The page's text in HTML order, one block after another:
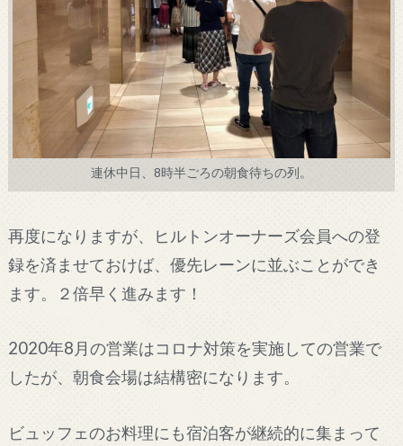
連休中日、8時半ごろの朝食待ちの列。
再度になりますが、ヒルトンオーナーズ会員への登
録を済ませておけば、優先レーンに並ぶことができ
ます。２倍早く進みます！
2020年8月の営業はコロナ対策を実施しての営業で
したが、朝食会場は結構密になります。
ビュッフェのお料理にも宿泊客が継続的に集まって